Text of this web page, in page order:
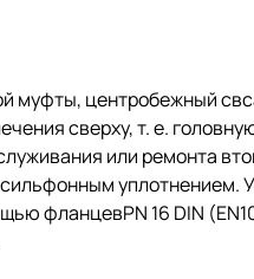
муфты, центробежный
сверху,т. е.
или ремонта
уплотнением.
фланцевPN 16 DIN